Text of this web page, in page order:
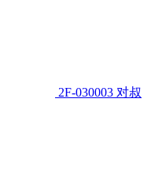
2F-030003 对叔